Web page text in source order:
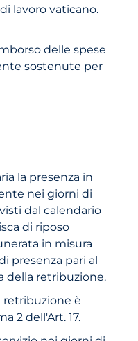
lavoro vaticano.
delle spese
sostenute per
la presenza in
nei giorni di
dal calendario
di riposo
in misura
presenza pari al
della retribuzione.
retribuzione è
2 dell'Art. 17.